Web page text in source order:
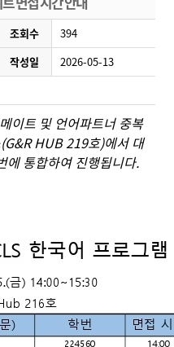
조회수
394
작성일
2026-05-13
이트 및 언어파트너 중복
HUB 219호)에서 대
에 통합하여 진행됩니다.